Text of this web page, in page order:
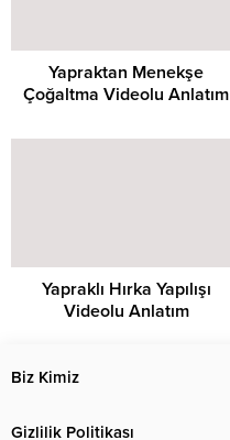
Yapraktan Menekşe
Çoğaltma Videolu Anlatım
Yapraklı Hırka Yapılışı
Videolu Anlatım
Biz Kimiz
Gizlilik Politikası